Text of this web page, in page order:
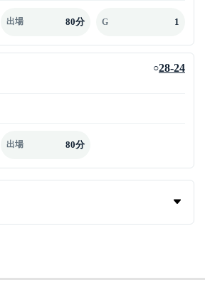
出場 80分 G 1
○28-24
出場 80分